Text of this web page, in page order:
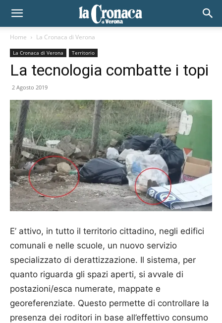
Home La Cronaca di Verona
La Cronaca di Verona Territorio
La tecnologia combatte i topi
2 Agosto 2019
E’ attivo, in tutto il territorio cittadino, negli edifici
comunali e nelle scuole, un nuovo servizio
specializzato di derattizzazione. Il sistema, per
quanto riguarda gli spazi aperti, si avvale di
postazioni/esca numerate, mappate e
georeferenziate. Questo permette di controllare la
presenza dei roditori in base all’effettivo consumo